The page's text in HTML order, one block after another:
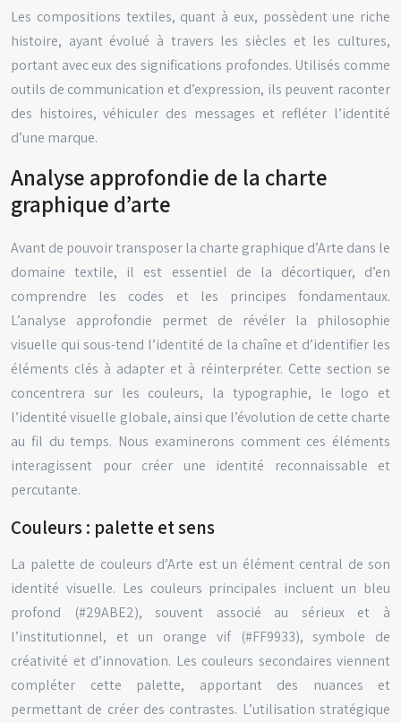
Les compositions textiles, quant à eux, possèdent une riche
histoire, ayant évolué à travers les siècles et les cultures,
portant avec eux des significations profondes. Utilisés comme
outils de communication et d’expression, ils peuvent raconter
des histoires, véhiculer des messages et refléter l’identité
d’une marque.
Analyse approfondie de la charte
graphique d’arte
Avant de pouvoir transposer la charte graphique d’Arte dans le
domaine textile, il est essentiel de la décortiquer, d’en
comprendre les codes et les principes fondamentaux.
L’analyse approfondie permet de révéler la philosophie
visuelle qui sous-tend l’identité de la chaîne et d’identifier les
éléments clés à adapter et à réinterpréter. Cette section se
concentrera sur les couleurs, la typographie, le logo et
l’identité visuelle globale, ainsi que l’évolution de cette charte
au fil du temps. Nous examinerons comment ces éléments
interagissent pour créer une identité reconnaissable et
percutante.
Couleurs : palette et sens
La palette de couleurs d’Arte est un élément central de son
identité visuelle. Les couleurs principales incluent un bleu
profond (#29ABE2), souvent associé au sérieux et à
l’institutionnel, et un orange vif (#FF9933), symbole de
créativité et d’innovation. Les couleurs secondaires viennent
compléter cette palette, apportant des nuances et
permettant de créer des contrastes. L’utilisation stratégique